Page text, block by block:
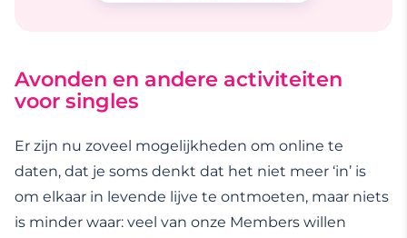
Avonden en andere activiteiten
voor singles
Er zijn nu zoveel mogelijkheden om online te
daten, dat je soms denkt dat het niet meer ‘in’ is
om elkaar in levende lijve te ontmoeten, maar niets
is minder waar: veel van onze Members willen